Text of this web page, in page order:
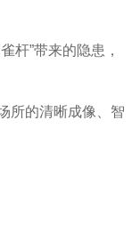
杆”带来的隐患，
所的清晰成像、智